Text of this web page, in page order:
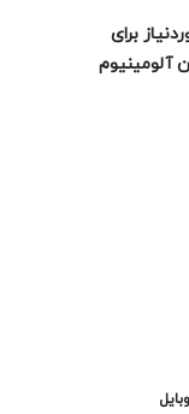
برای
آلومینیوم